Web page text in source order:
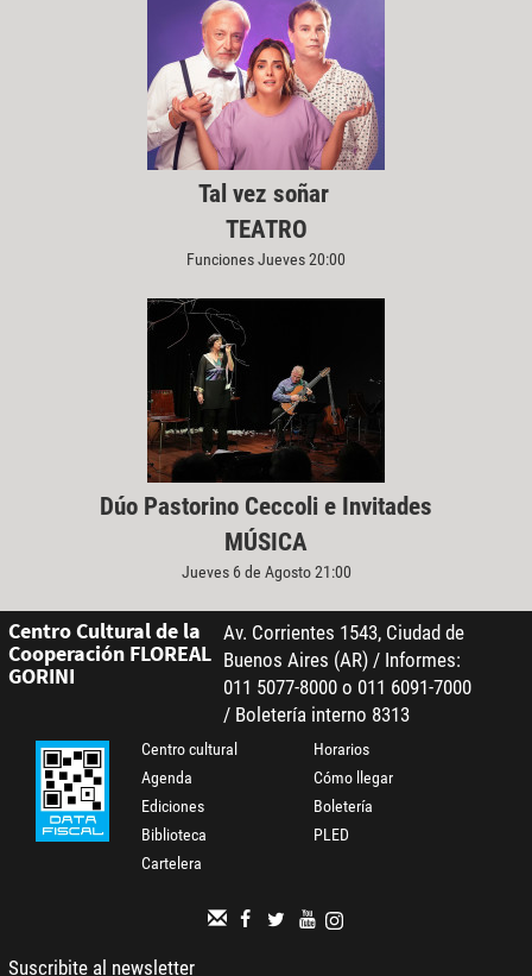
Tal vez soñar
TEATRO
Funciones Jueves 20:00
Dúo Pastorino Ceccoli e Invitades
MÚSICA
Jueves 6 de Agosto 21:00
Centro Cultural de la
Cooperación FLOREAL
GORINI
Av. Corrientes 1543, Ciudad de
Buenos Aires (AR) / Informes:
011 5077-8000 o 011 6091-7000
/ Boletería interno 8313
Centro cultural
Agenda
Ediciones
Biblioteca
Cartelera
Horarios
Cómo llegar
Boletería
PLED
Suscribite al newsletter